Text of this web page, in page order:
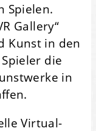
Spielen.
Gallery“
Kunst in den
die
in
Virtual-